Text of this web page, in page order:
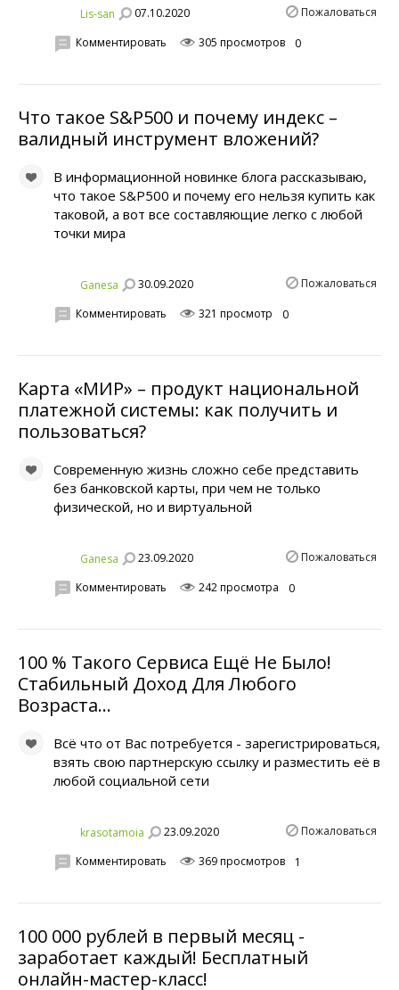
Lis-san 07.10.2020 Пожаловаться
Комментировать 305 просмотров 0
Что такое S&P500 и почему индекс –
валидный инструмент вложений?
В информационной новинке блога рассказываю,
что такое S&P500 и почему его нельзя купить как
таковой, а вот все составляющие легко с любой
точки мира
Ganesa 30.09.2020 Пожаловаться
Комментировать 321 просмотр 0
Карта «МИР» – продукт национальной
платежной системы: как получить и
пользоваться?
Современную жизнь сложно себе представить
без банковской карты, при чем не только
физической, но и виртуальной
Ganesa 23.09.2020 Пожаловаться
Комментировать 242 просмотра 0
100 % Такого Сервиса Ещё Не Было!
Стабильный Доход Для Любого
Возраста...
Всё что от Вас потребуется - зарегистрироваться,
взять свою партнерскую ссылку и разместить её в
любой социальной сети
krasotamoia 23.09.2020 Пожаловаться
Комментировать 369 просмотров 1
100 000 рyблей в первый месяц -
заработает каждый! Бесплатный
онлайн-мастер-класс!